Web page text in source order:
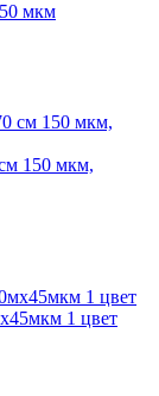
мкм
150 мкм,
1 цвет